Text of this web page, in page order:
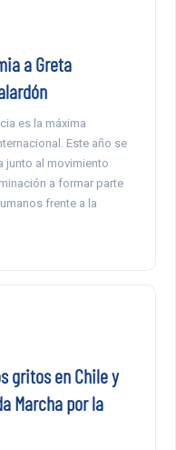
a Greta
es la máxima
Este año se
junto al movimiento
a formar parte
frente a la
gritos en Chile y
Marcha por la